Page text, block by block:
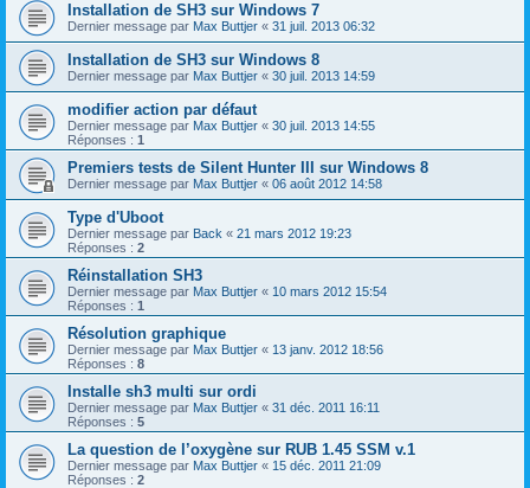
Installation de SH3 sur Windows 7
Dernier message par Max Buttjer « 31 juil. 2013 06:32
Installation de SH3 sur Windows 8
Dernier message par Max Buttjer « 30 juil. 2013 14:59
modifier action par défaut
Dernier message par Max Buttjer « 30 juil. 2013 14:55
Réponses : 1
Premiers tests de Silent Hunter III sur Windows 8
Dernier message par Max Buttjer « 06 août 2012 14:58
Type d'Uboot
Dernier message par Back « 21 mars 2012 19:23
Réponses : 2
Réinstallation SH3
Dernier message par Max Buttjer « 10 mars 2012 15:54
Réponses : 1
Résolution graphique
Dernier message par Max Buttjer « 13 janv. 2012 18:56
Réponses : 8
Installe sh3 multi sur ordi
Dernier message par Max Buttjer « 31 déc. 2011 16:11
Réponses : 5
La question de l’oxygène sur RUB 1.45 SSM v.1
Dernier message par Max Buttjer « 15 déc. 2011 21:09
Réponses : 2